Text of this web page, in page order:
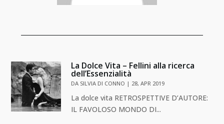
La Dolce Vita – Fellini alla ricerca
dell’Essenzialità
DA SILVIA DI CONNO | 28, APR 2019
La dolce vita RETROSPETTIVE D’AUTORE:
IL FAVOLOSO MONDO DI...